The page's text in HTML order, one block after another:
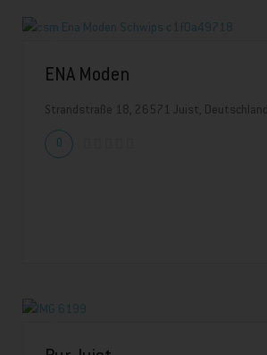
ENA Moden
Strandstraße 18, 26571 Juist, Deutschland
0